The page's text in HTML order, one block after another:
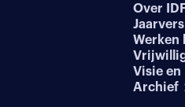
Over
Werken
Visie en
Archief